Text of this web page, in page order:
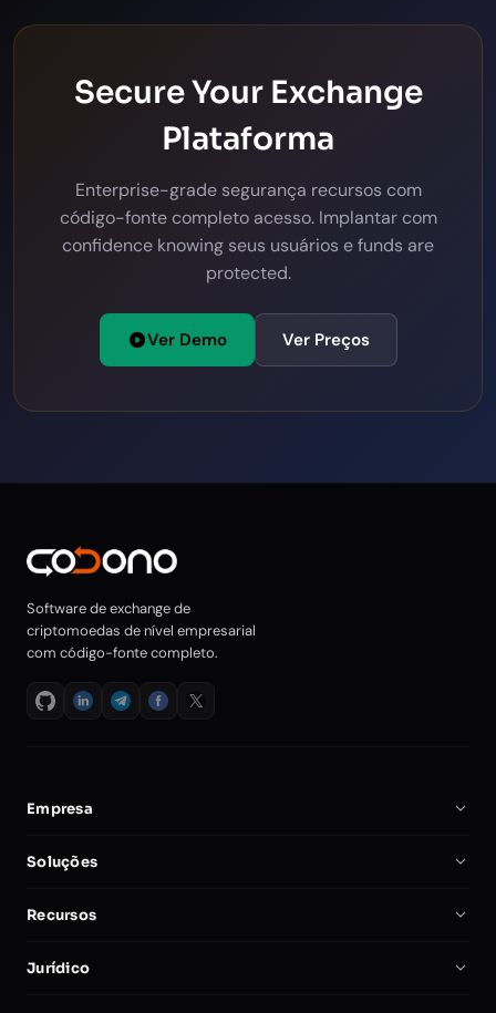
Secure Your Exchange
Plataforma
Enterprise-grade segurança recursos com
código-fonte completo acesso. Implantar com
confidence knowing seus usuários e funds are
protected.
Ver Demo Ver Preços
Software de exchange de
criptomoedas de nível empresarial
com código-fonte completo.
Empresa
Sobre Nós
Parceiros
Comparar
Soluções
Software de Exchange Cripto
Script de Exchange Cripto
Recursos
Documentação
Jurídico